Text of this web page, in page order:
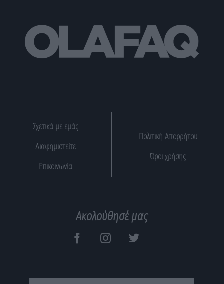
Σχετικά με εμάς
Διαφημιστείτε
Επικοινωνία
Πολιτική Απορρήτου
Όροι χρήσης
Ακολούθησέ μας